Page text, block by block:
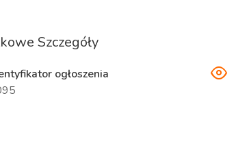
Szczegóły
ogłoszenia